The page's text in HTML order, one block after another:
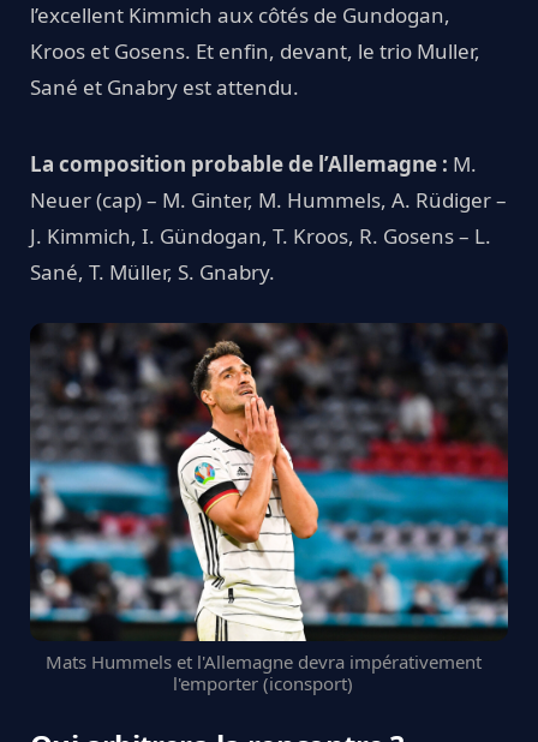
l’excellent Kimmich aux côtés de Gundogan,
Kroos et Gosens. Et enfin, devant, le trio Muller,
Sané et Gnabry est attendu.
La composition probable de l’Allemagne : M.
Neuer (cap) – M. Ginter, M. Hummels, A. Rüdiger –
J. Kimmich, I. Gündogan, T. Kroos, R. Gosens – L.
Sané, T. Müller, S. Gnabry.
Mats Hummels et l'Allemagne devra impérativement
l'emporter (iconsport)